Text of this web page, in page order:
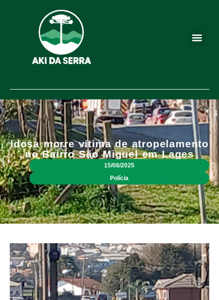
Idosa morre vítima de atropelamento
no Bairro São Miguel em Lages
15/08/2025
Polícia